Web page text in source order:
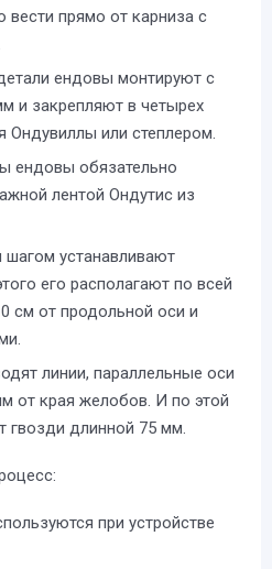
прямо от карниза с
ендовы монтируют с
и закрепляют в четырех
Ондувиллы или степлером.
ендовы обязательно
лентой Ондутис из
устанавливают
его располагают по всей
см от продольной оси и
линии, параллельные оси
от края желобов. И по этой
гвозди длинной 75 мм.
при устройстве